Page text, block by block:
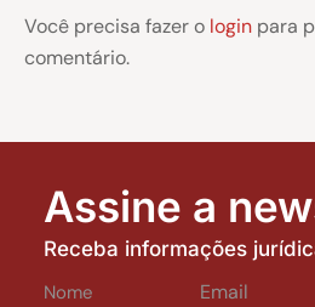
Você precisa fazer o login para
comentário.
Assine a
Receba informações